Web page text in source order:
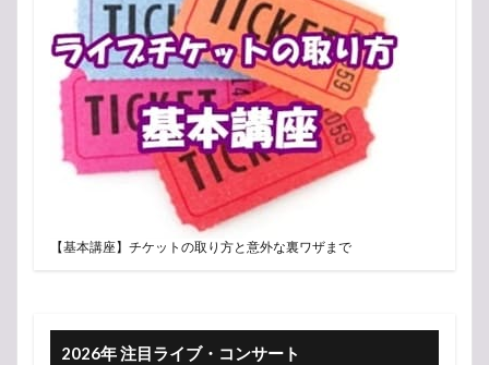
【基本講座】チケットの取り方と意外な裏ワザまで
2026年 注目ライブ・コンサート